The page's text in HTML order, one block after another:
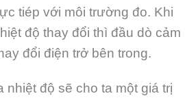
tiép với môi trường đo. Khi
độ thay đổi thì đầu dò cảm
đổi điện trở bên trong.
nhiệt độ sẽ cho ta một giá trị